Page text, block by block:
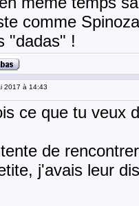
comme
"dadas" !
2017 à 14:43
ce que tu veux
de
j'avais leur